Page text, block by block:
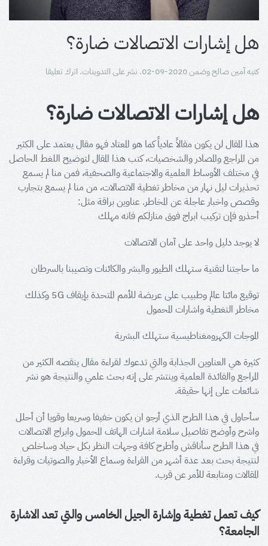
هل إشارات الاتصالات ضارة؟
كتبهآمين صالحوضمن2020-09-02 . نشر علىالتدوينات. اترك تعليقا
هل إشارات الاتصالات ضارة؟
هذا المقال لن يكون مقالاً عادياً كما هو المعتاد فهو مقال يعتمد على الكثير
من المراجع والمصادر والشخصيات، كتب هذا المقال لتوضيح اللغط الحاصل
في مختلف الأوساط العلمية والاجتماعية والصحفية، فمن منا لم يسمع
تحذيرات ليل نهار من مخاطر تغطية الاتصالات، من منا لم يسمع بتجارب
وقصص واخبار عاجلة عن المخاطر. عناوين براقة مثل:
أحذرو فإن تركيب ابراج فوق منازلكم فانه مهلك
لا يوجد دليل واحد على آمان الاتصالات
ما حاجتنا لتقنية ستهلك الطيور والبشر والكائنات وتصيبنا بالسرطان
توقيع مائتا عالم وطبيب على عريضة للأمم المتحدة بإيقاف 5G وكذلك
مخاطر التغطية واشارات المحمول
الموجات الكهرومغناطيسية ستهلك البشرية
كثيرة هي العناوين الجذابة والتي تدعوك لقراءة مقال ينقصه الكثير من
المراجع والفائدة العلمية وينتشر على إنه بحث علمي والنتيجة هو نشر
شائعات على إنها حقيقة.
سأحاول في هذا الطرح الذي أرجو ان يكون خفيفا وسريعا وقويا أن أحلل
واشرح وأوضح تفاصيل سلامة اشارات الهاتف المحمول وابراج الاتصالات
في هذا الطرح سأناقش وأطرح كافة وجهات النظر بكل حياد وساخلص
لنتيجة بحث بعد عدة أشهر من القراءة وسماع الأخبار والصوتيات وقراءة
المقالات ومتابعة للأمر عن قرب.
كيف تعمل تغطية وإشارة الجيل الخامس والتي تعد الاشارة
الجامعة؟